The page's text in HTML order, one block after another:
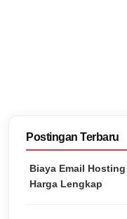
Postingan Terbaru
Biaya Email
Harga Lengkap